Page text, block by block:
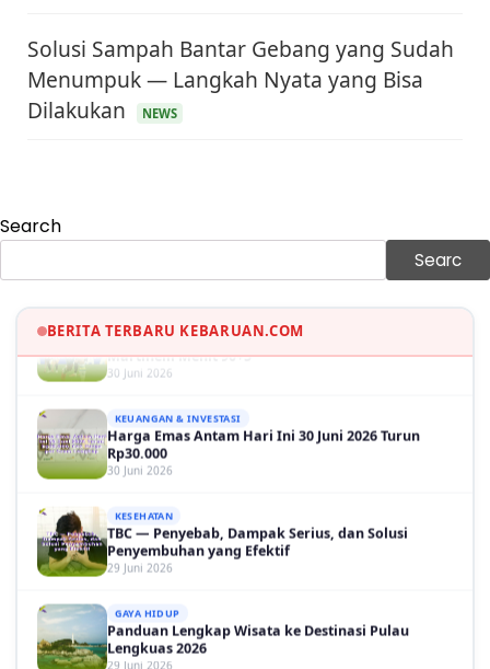
Solusi Sampah Bantar Gebang yang Sudah
Menumpuk — Langkah Nyata yang Bisa
Dilakukan
NEWS
Search
Searc
BERITA TERBARU KEBARUAN.COM
KEUANGAN & INVESTASI
Harga Minyak Dunia Hari Ini Naik, WTI dan Brent
30 Juni 2026
Martinelli Menit 90+5
30 Juni 2026
Rp30.000
30 Juni 2026
Penyembuhan yang Efektif
29 Juni 2026
Lengkuas 2026
29 Juni 2026